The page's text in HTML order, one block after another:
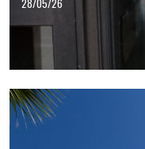
28/05/26